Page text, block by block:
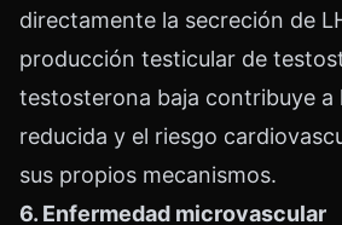
directamente la secreción de
producción testicular de
testosterona baja contribuye a
reducida y el riesgo
sus propios mecanismos.
6. Enfermedad microvascular